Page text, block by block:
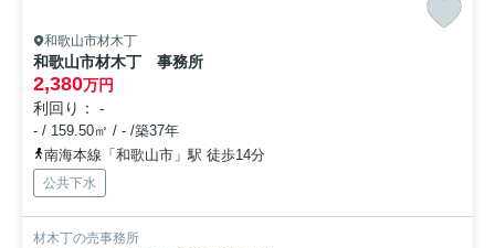
和歌山市材木丁
和歌山市材木丁 事務所
2,380万円
利回り： -
- / 159.50㎡ / - /築37年
南海本線「和歌山市」駅 徒歩14分
公共下水
材木丁の売事務所